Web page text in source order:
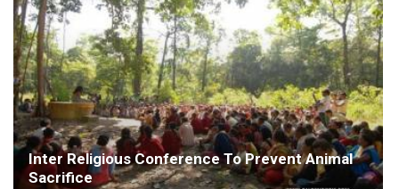
Inter Religious Conference To Prevent Animal
Sacrifice